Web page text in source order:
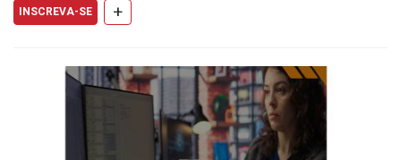
INSCREVA-SE
+